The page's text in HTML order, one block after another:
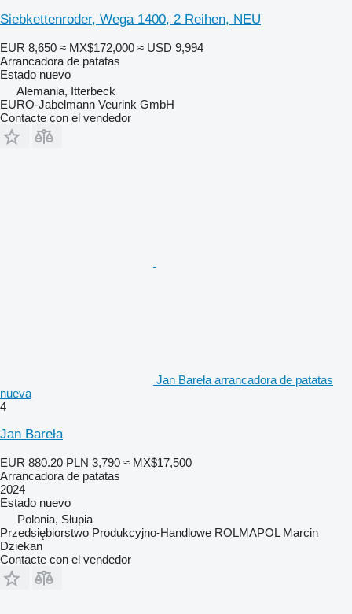
Siebkettenroder, Wega 1400, 2 Reihen, NEU
EUR 8,650 ≈ MX$172,000 ≈ USD 9,994
Arrancadora de patatas
Estado nuevo
Alemania, Itterbeck
EURO-Jabelmann Veurink GmbH
Contacte con el vendedor
Jan Bareła arrancadora de patatas
nueva
4
Jan Bareła
EUR 880.20 PLN 3,790 ≈ MX$17,500
Arrancadora de patatas
2024
Estado nuevo
Polonia, Słupia
Przedsiębiorstwo Produkcyjno-Handlowe ROLMAPOL Marcin
Dziekan
Contacte con el vendedor